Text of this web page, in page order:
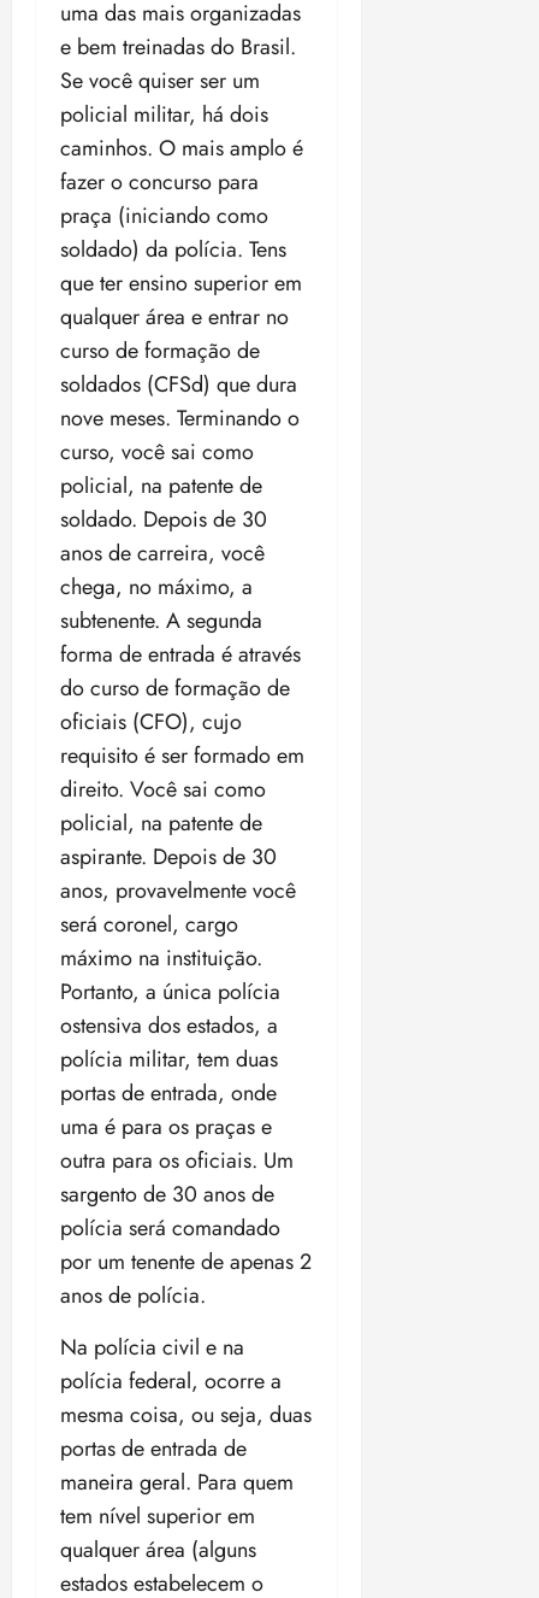
uma das mais organizadas
e bem treinadas do Brasil.
Se você quiser ser um
policial militar, há dois
caminhos. O mais amplo é
fazer o concurso para
praça (iniciando como
soldado) da polícia. Tens
que ter ensino superior em
qualquer área e entrar no
curso de formação de
soldados (CFSd) que dura
nove meses. Terminando o
curso, você sai como
policial, na patente de
soldado. Depois de 30
anos de carreira, você
chega, no máximo, a
subtenente. A segunda
forma de entrada é através
do curso de formação de
oficiais (CFO), cujo
requisito é ser formado em
direito. Você sai como
policial, na patente de
aspirante. Depois de 30
anos, provavelmente você
será coronel, cargo
máximo na instituição.
Portanto, a única polícia
ostensiva dos estados, a
polícia militar, tem duas
portas de entrada, onde
uma é para os praças e
outra para os oficiais. Um
sargento de 30 anos de
polícia será comandado
por um tenente de apenas 2
anos de polícia.
Na polícia civil e na
polícia federal, ocorre a
mesma coisa, ou seja, duas
portas de entrada de
maneira geral. Para quem
tem nível superior em
qualquer área (alguns
estados estabelecem o